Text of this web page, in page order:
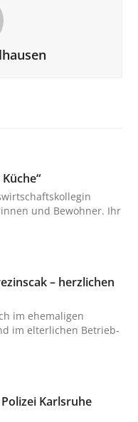
und Bewohner. Ihr
– herzlichen
im ehemaligen
im elterlichen Betrieb-
Karlsruhe